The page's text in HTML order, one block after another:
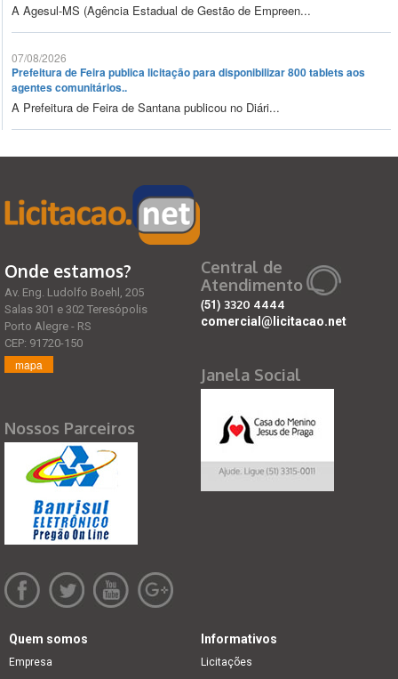
A Agesul-MS (Agência Estadual de Gestão de Empreen...
07/08/2026
Prefeitura de Feira publica licitação para disponibilizar 800 tablets aos
agentes comunitários..
A Prefeitura de Feira de Santana publicou no Diári...
Onde estamos?
Av. Eng. Ludolfo Boehl, 205
Salas 301 e 302 Teresópolis
Porto Alegre - RS
CEP: 91720-150
mapa
Nossos Parceiros
Central de
Atendimento
(51) 3320 4444
comercial@licitacao.net
Janela Social
Quem somos
Empresa
Informativos
Licitações